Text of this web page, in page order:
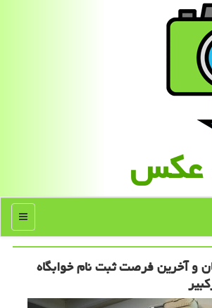
عكس
منو
و آخرین فرصت ثبت نام خوابگاه